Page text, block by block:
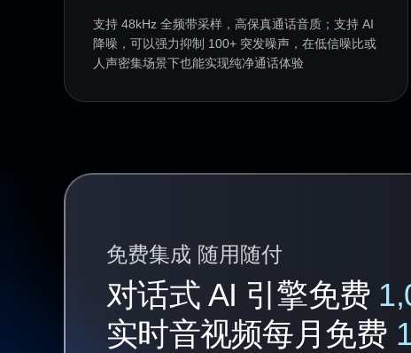
支持 48kHz 全频带采样，高保真通话音质；支持 AI
降噪，可以强力抑制 100+ 突发噪声，在低信噪比或
人声密集场景下也能实现纯净通话体验
免费集成 随用随付
对话式 AI 引擎免费
实时音视频每月免费